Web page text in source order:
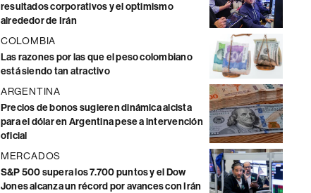
resultados corporativos y el optimismo
alrededor de Irán
COLOMBIA
Las razones por las que el peso colombiano
está siendo tan atractivo
ARGENTINA
Precios de bonos sugieren dinámica alcista
para el dólar en Argentina pese a intervención
oficial
MERCADOS
S&P 500 supera los 7.700 puntos y el Dow
Jones alcanza un récord por avances con Irán